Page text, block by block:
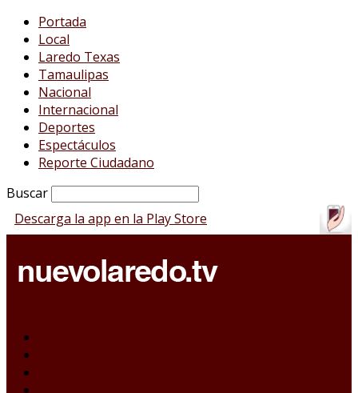
Portada
Local
Laredo Texas
Tamaulipas
Nacional
Internacional
Deportes
Espectáculos
Reporte Ciudadano
Buscar
Descarga la app en la Play Store